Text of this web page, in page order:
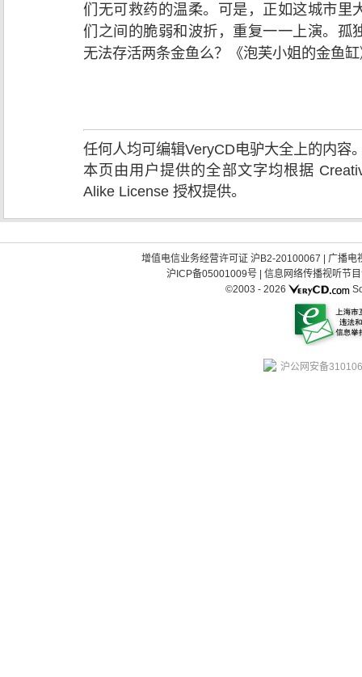
们无可救药的温柔。可是，正如这城市里
们之间的脆弱和波折，重复一一上演。孤
无法存活两条金鱼么？《泡芙小姐的金鱼
任何人均可编辑VeryCD电驴大全上的内容
本页由用户提供的全部文字均根据
Alike License 授权提供。
增值电信业务经营许可证 沪B2-20100067
广播电
沪ICP备05001009号| 信息网络传播视听节
©2003 - 2026
沪公网安备